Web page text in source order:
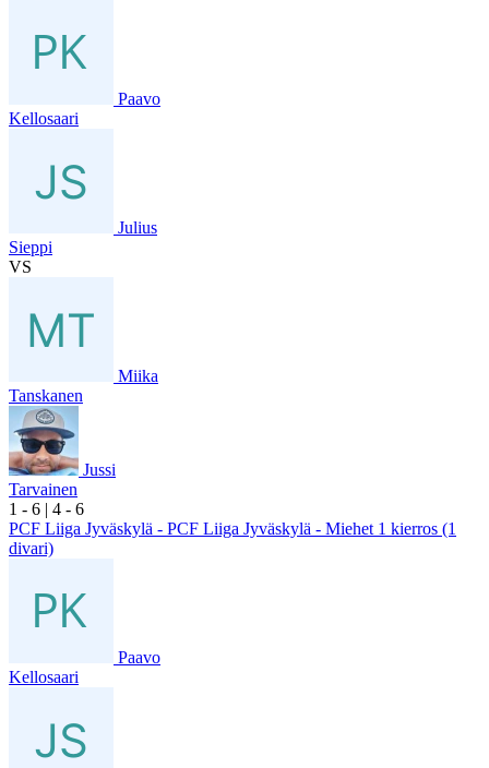
Paavo
Kellosaari
Julius
Sieppi
VS
Miika
Tanskanen
Jussi
Tarvainen
1 - 6 | 4 - 6
PCF Liiga Jyväskylä - PCF Liiga Jyväskylä - Miehet 1 kierros (1
divari)
Paavo
Kellosaari